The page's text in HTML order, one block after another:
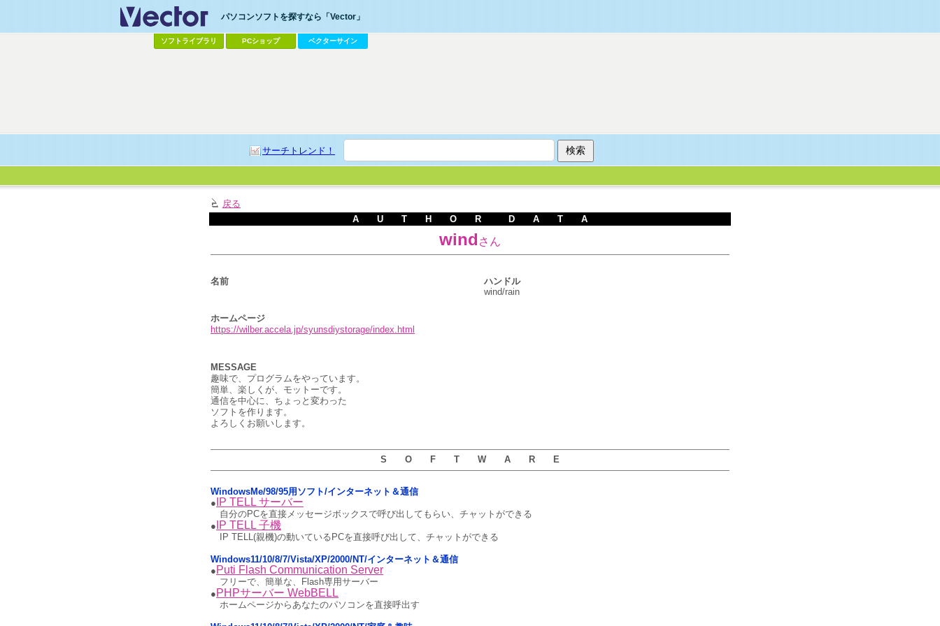
パソコンソフトを探すなら「Vector」
ソフトライブラリ PCショップ ベクターサイン
サーチトレンド！
戻る
A U T H O R D A T A
wind さん
名前
ハンドル
wind/rain
ホームページ
https://wilber.accela.jp/syunsdiystorage/index.html
MESSAGE
趣味で、プログラムをやっています。
簡単、楽しくが、モットーです。
通信を中心に、ちょっと変わった
ソフトを作ります。
よろしくお願いします。
S O F T W A R E
WindowsMe/98/95用ソフト/インターネット＆通信
● IP TELL サーバー
自分のPCを直接メッセージボックスで呼び出してもらい、チャットができる
● IP TELL 子機
IP TELL(親機)の動いているPCを直接呼び出して、チャットができる
Windows11/10/8/7/Vista/XP/2000/NT/インターネット＆通信
● Puti Flash Communication Server
フリーで、簡単な、Flash専用サーバー
● PHPサーバー WebBELL
ホームページからあなたのパソコンを直接呼出す